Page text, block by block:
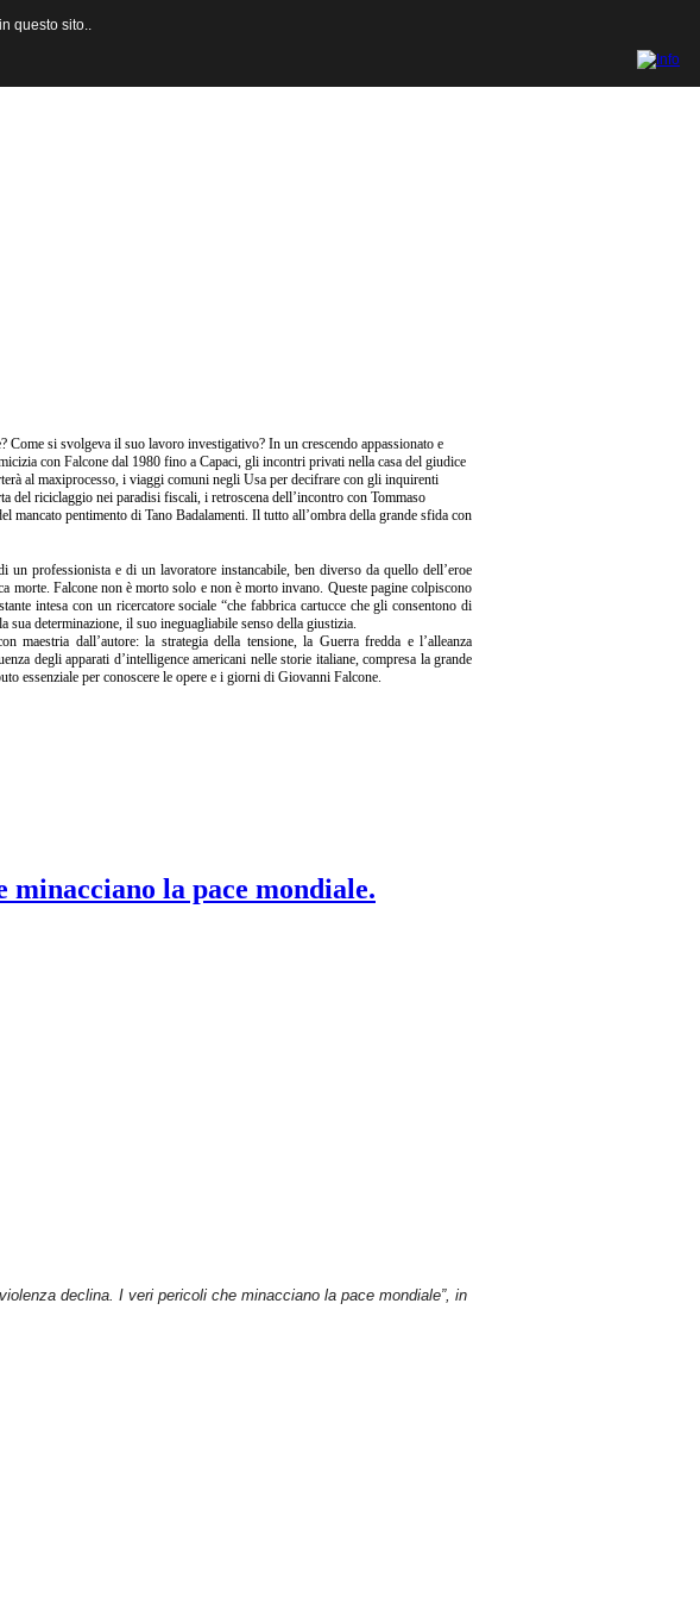
si svolgeva il suo lavoro investigativo? In un crescendo appassionato e
con Falcone dal 1980 fino a Capaci, gli incontri privati nella casa del giudice
al maxiprocesso, i viaggi comuni negli Usa per decifrare con gli inquirenti
del riciclaggio nei paradisi fiscali, i retroscena dell’incontro con Tommaso
mancato pentimento di Tano Badalamenti. Il tutto all’ombra della grande sfida con
professionista e di un lavoratore instancabile, ben diverso da quello dell’eroe
morte. Falcone non è morto solo e non è morto invano. Queste pagine colpiscono
intesa con un ricercatore sociale “che fabbrica cartucce che gli consentono di
sua determinazione, il suo ineguagliabile senso della giustizia.
dall’autore: la strategia della tensione, la Guerra fredda e l’alleanza
degli apparati d’intelligence americani nelle storie italiane, compresa la grande
essenziale per conoscere le opere e i giorni di Giovanni Falcone.
la pace mondiale.
declina. I veri pericoli che minacciano la pace mondiale”, in
questo sito..